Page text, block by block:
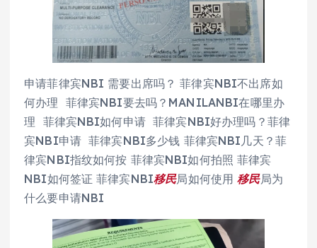
申请菲律宾NBI 需要出席吗？ 菲律宾NBI不出席如
何办理 菲律宾NBI要去吗？MANILANBI在哪里办
理 菲律宾NBI如何申请 菲律宾NBI好办理吗？菲律
宾NBI申请 菲律宾NBI多少钱 菲律宾NBI几天？菲
律宾NBI指纹如何按 菲律宾NBI如何拍照 菲律宾
NBI如何签证 菲律宾NBI移民局如何使用移民局为
什么要申请NBI